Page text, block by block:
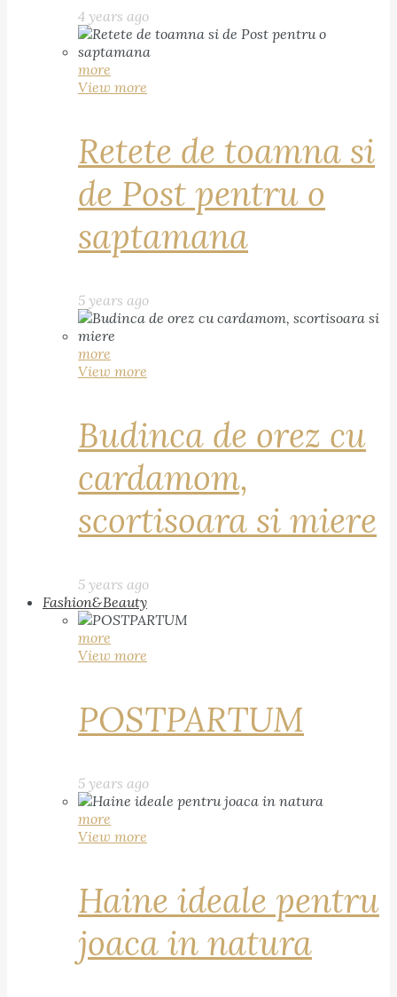
4 years ago
more
View more
Retete de toamna si
de Post pentru o
saptamana
5 years ago
more
View more
Budinca de orez cu
cardamom,
scortisoara si miere
5 years ago
Fashion&Beauty
more
View more
POSTPARTUM
5 years ago
more
View more
Haine ideale pentru
joaca in natura